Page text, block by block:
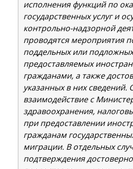
исполнения функций по
государственных услуг и
контрольно-надзорной
проводятся мероприятия
поддельных или
предоставляемых
гражданами, а также
указанных в них сведений.
взаимодействие с
здравоохранения,
при предоставлении
гражданам
миграции. В отдельных
подтверждения